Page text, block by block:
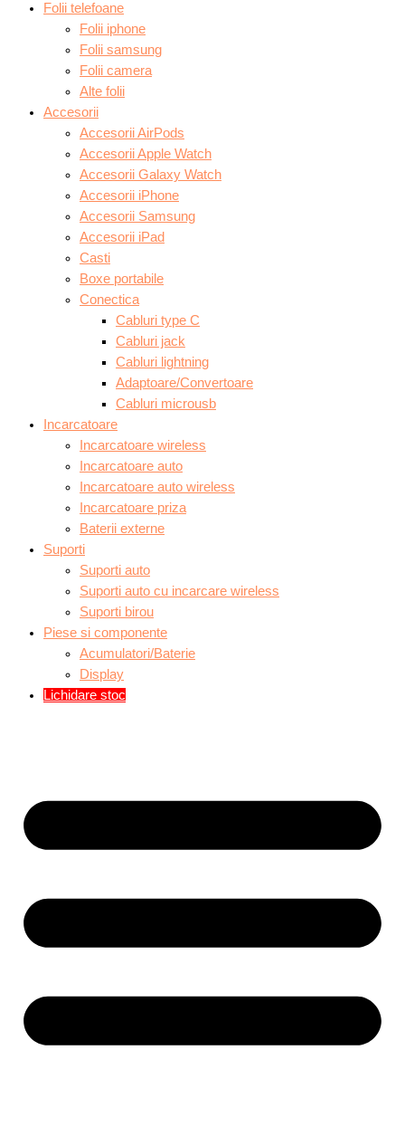
Folii telefoane
Folii iphone
Folii samsung
Folii camera
Alte folii
Accesorii
Accesorii AirPods
Accesorii Apple Watch
Accesorii Galaxy Watch
Accesorii iPhone
Accesorii Samsung
Accesorii iPad
Casti
Boxe portabile
Conectica
Cabluri type C
Cabluri jack
Cabluri lightning
Adaptoare/Convertoare
Cabluri microusb
Incarcatoare
Incarcatoare wireless
Incarcatoare auto
Incarcatoare auto wireless
Incarcatoare priza
Baterii externe
Suporti
Suporti auto
Suporti auto cu incarcare wireless
Suporti birou
Piese si componente
Acumulatori/Baterie
Display
Lichidare stoc